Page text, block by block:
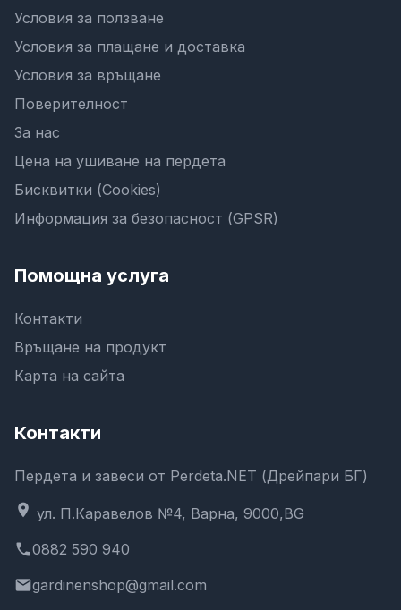
Условия за ползване
Условия за плащане и доставка
Условия за връщане
Поверителност
За нас
Цена на ушиване на пердета
Бисквитки (Cookies)
Информация за безопасност (GPSR)
Помощна услуга
Контакти
Връщане на продукт
Карта на сайта
Контакти
Пердета и завеси от Perdeta.NET (Дрейпари БГ)
location_on ул. П.Каравелов №4, Варна, 9000,BG
phone0882 590 940
emailgardinenshop@gmail.com